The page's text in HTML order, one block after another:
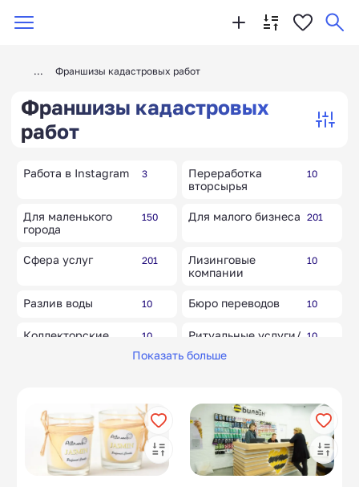
Франшизы кадастровых работ
Франшизы кадастровых
работ
Работа в Instagram 3
Переработка
вторсырья
10
Для маленького
города
150 Для малого бизнеса 201
Сфера услуг 201
Лизинговые
компании
10
Разлив воды 10 Бюро переводов 10
Коллекторские
10
Ритуальные услуги/ 10
Очистка воды 10 Вафли
Сладости 15 Алкомаркеты 7
Показать больше